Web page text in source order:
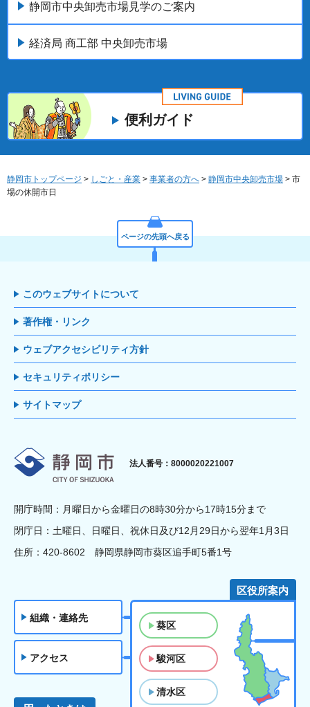
静岡市中央卸売市場見学のご案内
経済局 商工部 中央卸売市場
便利ガイド
静岡市トップページ > しごと・産業 > 事業者の方へ > 静岡市中央卸売市場 > 市
場の休開市日
ページの先頭へ戻る
このウェブサイトについて
著作権・リンク
ウェブアクセシビリティ方針
セキュリティポリシー
サイトマップ
静岡市
法人番号：8000020221007
開庁時間：月曜日から金曜日の8時30分から17時15分まで
閉庁日：土曜日、日曜日、祝休日及び12月29日から翌年1月3日
住所：420-8602 静岡県静岡市葵区追手町5番1号
組織・連絡先
アクセス
区役所案内
葵区
駿河区
清水区